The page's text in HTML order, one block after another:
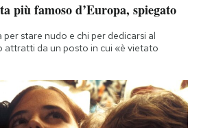
più famoso d’Europa, spiegato
per stare nudo e chi per dedicarsi al
attratti da un posto in cui «è vietato